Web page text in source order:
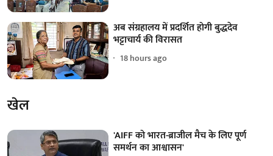
अब संग्रहालय में प्रदर्शित होगी बुद्धदेव
भट्टाचार्य की विरासत
18 hours ago
खेल
'AIFF को भारत-ब्राजील मैच के लिए पूर्ण
समर्थन का आश्वासन'